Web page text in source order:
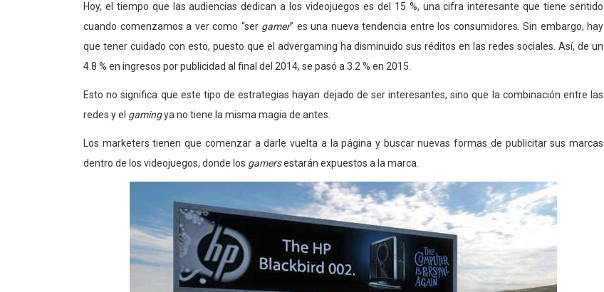
Hoy, el tiempo que las audiencias dedican a los videojuegos es del 15 %, una cifra interesante que tiene sentido
cuando comenzamos a ver como “ser gamer” es una nueva tendencia entre los consumidores. Sin embargo, hay
que tener cuidado con esto, puesto que el advergaming ha disminuido sus réditos en las redes sociales. Así, de un
4.8 % en ingresos por publicidad al final del 2014, se pasó a 3.2 % en 2015.
Esto no significa que este tipo de estrategias hayan dejado de ser interesantes, sino que la combinación entre las
redes y el gamingya no tiene la misma magia de antes.
Los marketers tienen que comenzar a darle vuelta a la página y buscar nuevas formas de publicitar sus marcas
dentro de los videojuegos, donde los gamersestarán expuestos a la marca.